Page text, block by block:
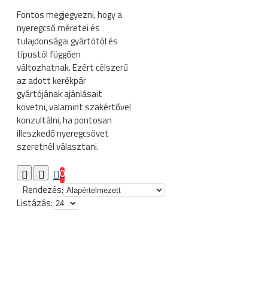
Fontos megjegyezni, hogy a
nyeregcső méretei és
tulajdonságai gyártótól és
típustól függően
változhatnak. Ezért célszerű
az adott kerékpár
gyártójának ajánlásait
követni, valamint szakértővel
konzultálni, ha pontosan
illeszkedő nyeregcsövet
szeretnél választani.
0
Rendezés:
Listázás: